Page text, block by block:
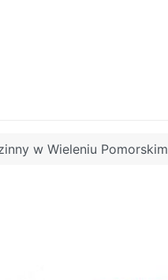
w Wieleniu Pomorskim